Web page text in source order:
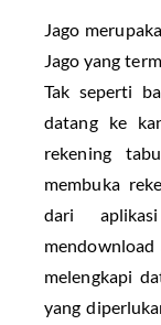
Jago
Jago yang
Tak seperti
datang ke
rekening
membuka
dari
melengkapi
yang